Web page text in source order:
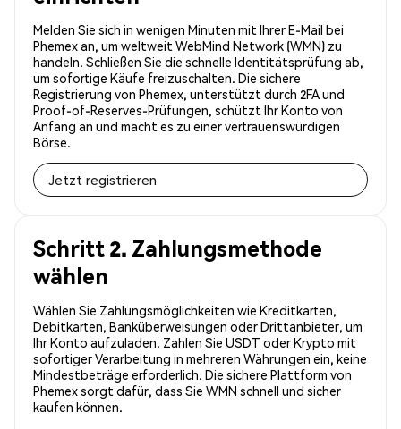
Melden Sie sich in wenigen Minuten mit Ihrer E-Mail bei
Phemex an, um weltweit WebMind Network (WMN) zu
handeln. Schließen Sie die schnelle Identitätsprüfung ab,
um sofortige Käufe freizuschalten. Die sichere
Registrierung von Phemex, unterstützt durch 2FA und
Proof-of-Reserves-Prüfungen, schützt Ihr Konto von
Anfang an und macht es zu einer vertrauenswürdigen
Börse.
Jetzt registrieren
Schritt 2. Zahlungsmethode
wählen
Wählen Sie Zahlungsmöglichkeiten wie Kreditkarten,
Debitkarten, Banküberweisungen oder Drittanbieter, um
Ihr Konto aufzuladen. Zahlen Sie USDT oder Krypto mit
sofortiger Verarbeitung in mehreren Währungen ein, keine
Mindestbeträge erforderlich. Die sichere Plattform von
Phemex sorgt dafür, dass Sie WMN schnell und sicher
kaufen können.